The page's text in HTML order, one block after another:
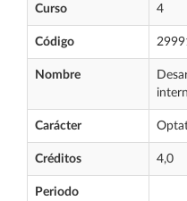
Curso 4
Código
Nombre
Carácter
Créditos 4,0
Periodo